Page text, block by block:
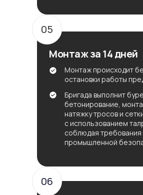
Монтаж за 14 дней
Бригада выполнит
бетонирование,
натяжку тросов и
с использованием
соблюдая требования
промышленной
Монтаж происходит
остановки работы
05
06